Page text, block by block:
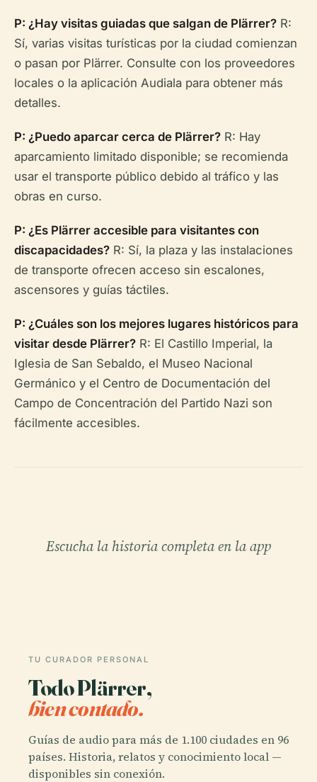
P: ¿Hay visitas guiadas que salgan de Plärrer? R:
Sí, varias visitas turísticas por la ciudad comienzan
o pasan por Plärrer. Consulte con los proveedores
locales o la aplicación Audiala para obtener más
detalles.
P: ¿Puedo aparcar cerca de Plärrer? R: Hay
aparcamiento limitado disponible; se recomienda
usar el transporte público debido al tráfico y las
obras en curso.
P: ¿Es Plärrer accesible para visitantes con
discapacidades? R: Sí, la plaza y las instalaciones
de transporte ofrecen acceso sin escalones,
ascensores y guías táctiles.
P: ¿Cuáles son los mejores lugares históricos para
visitar desde Plärrer? R: El Castillo Imperial, la
Iglesia de San Sebaldo, el Museo Nacional
Germánico y el Centro de Documentación del
Campo de Concentración del Partido Nazi son
fácilmente accesibles.
Escucha la historia completa en la app
TU CURADOR PERSONAL
Todo Plärrer,
bien contado.
Guías de audio para más de 1.100 ciudades en 96
países. Historia, relatos y conocimiento local —
disponibles sin conexión.